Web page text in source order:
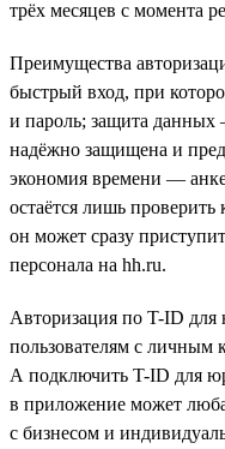
трёх месяцев с момента
Преимущества
быстрый вход, при
и пароль; защита
надёжно защищена и
экономия времени —
остаётся лишь проверить
он может сразу
персонала на hh.ru.
Авторизация по T-ID для
пользователям с личным
А подключить T-ID для
в приложение может
с бизнесом и